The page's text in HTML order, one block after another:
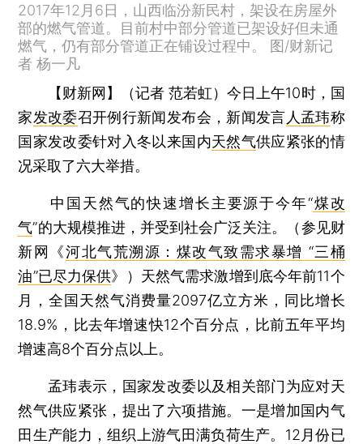
2017年12月6日，山西临汾新民村，架设在房屋外
部的燃气管道。目前村中部分管道已架设好但未通
燃气，仍有部分管道正在铺设过程中。 图/财新记
者 杨一凡
【财新网】（记者 范若虹）今日上午10时，国
家发改委召开例行新闻发布会，新闻发言 人孟玮称
国家发改委针对入冬以来国内天然气供应紧张的情
况采取了六大举措。
中国天然气的快速增长主要源于今年“煤改
气”的大规模推进，并受到社会广泛关注。（参见财
新网《河北气荒溯源：煤改气致需求暴增 “三桶
油”已尽力保供》）天然气需求激增到底今年前11个
月，全国天然气消费量2097亿立方米，同比增长
18.9%，比去年增速快12个百分点，比前五年平均
增速高8个百分点以上。
孟玮表示，国家发改委以及相关部门为应对天
然气供应紧张，提出了六项措施。一是增加国内气
田生产能力，组织上游气田满负荷生产。12月份已